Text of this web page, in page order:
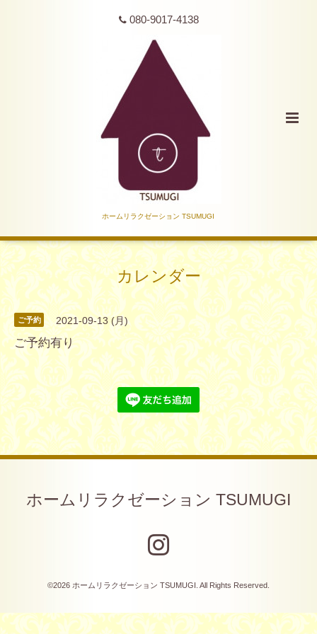
080-9017-4138
ホームリラクゼーション TSUMUGI
カレンダー
ご予約 2021-09-13 (月)
ご予約有り
ホームリラクゼーション TSUMUGI
©2026 ホームリラクゼーション TSUMUGI . All Rights Reserved.